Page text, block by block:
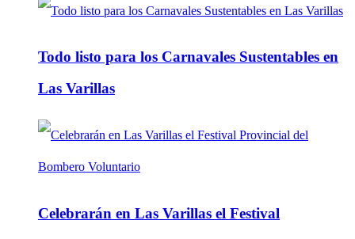
Todo listo para los Carnavales Sustentables en
Las Varillas
Celebrarán en Las Varillas el Festival